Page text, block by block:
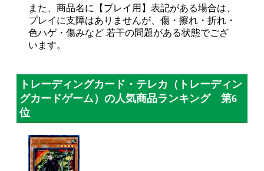
また、商品名に【プレイ用】表記がある場合は、
プレイに支障はありませんが、傷・擦れ・折れ・
色ハゲ・傷みなど 若干の問題がある状態でござ
います。
トレーディングカード・テレカ（トレーディン
グカードゲーム）の人気商品ランキング 第6
位